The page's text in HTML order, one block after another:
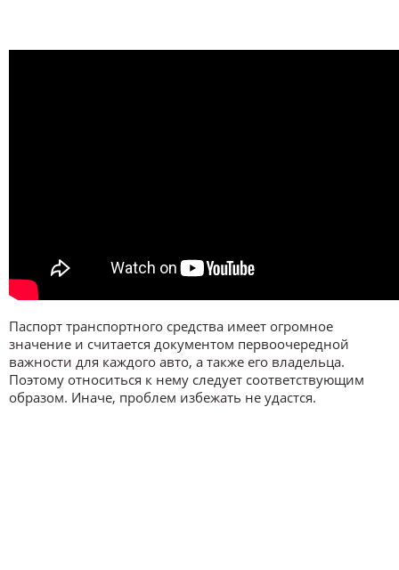
Паспорт транспортного средства имеет огромное
значение и считается документом первоочередной
важности для каждого авто, а также его владельца.
Поэтому относиться к нему следует соответствующим
образом. Иначе, проблем избежать не удастся.